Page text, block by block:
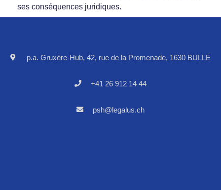
ses conséquences juridiques.
p.a. Gruxère-Hub, 42, rue de la Promenade, 1630 BULLE
+41 26 912 14 44
psh@legalus.ch